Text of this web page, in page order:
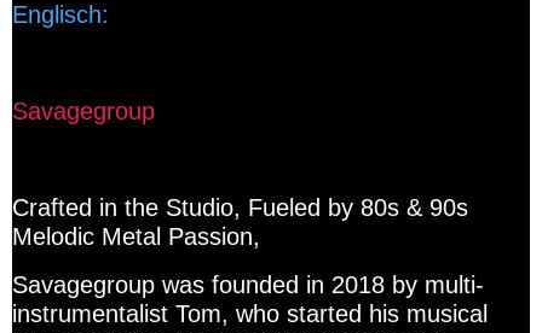
Englisch:
Savagegroup
Crafted in the Studio, Fueled by 80s & 90s
Melodic Metal Passion,
Savagegroup was founded in 2018 by multi-
instrumentalist Tom, who started his musical